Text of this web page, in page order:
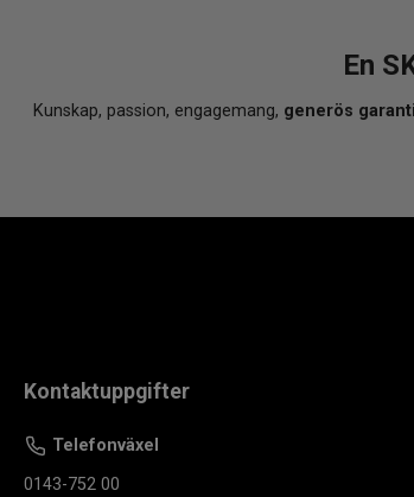
En
Kunskap, passion, engagemang, generös
Kontaktuppgifter
Telefonväxel
0143-752 00